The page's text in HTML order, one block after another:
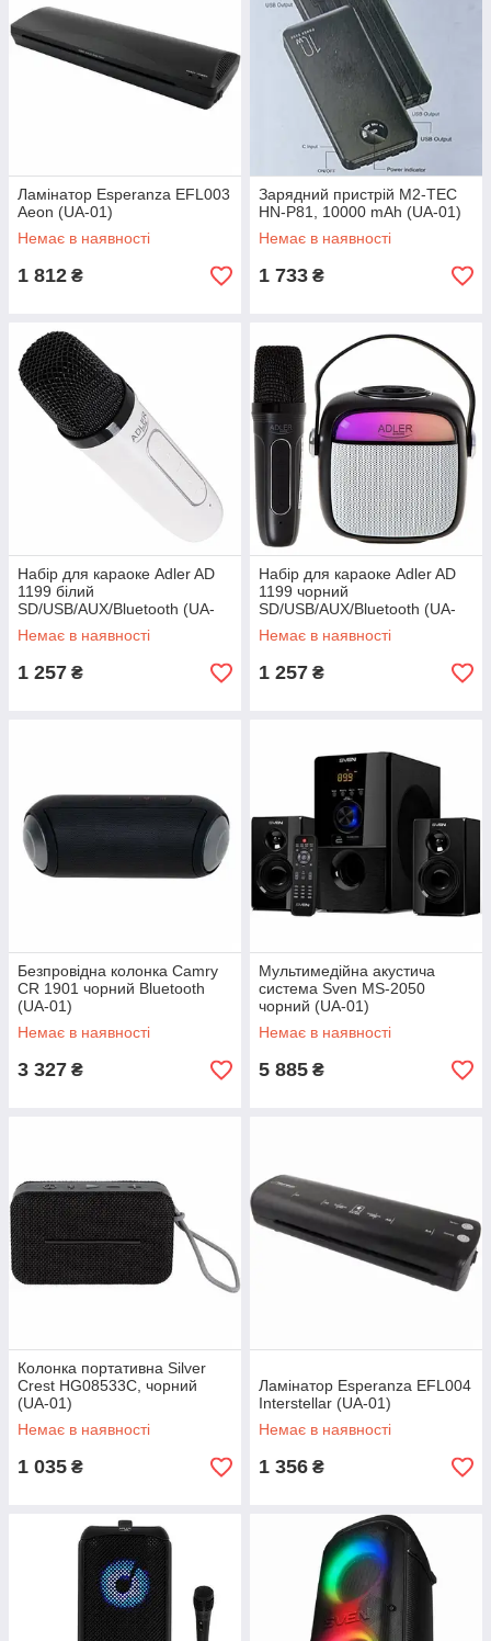
Ламінатор Esperanza EFL003
Aeon (UA-01)
Немає в наявності
1 812 ₴
Зарядний пристрій M2-TEC
HN-P81, 10000 mAh (UA-01)
Немає в наявності
1 733 ₴
Набір для караоке Adler AD
1199 білий
SD/USB/AUX/Bluetooth (UA-
01)
Немає в наявності
1 257 ₴
Набір для караоке Adler AD
1199 чорний
SD/USB/AUX/Bluetooth (UA-
01)
Немає в наявності
1 257 ₴
Безпровідна колонка Camry
CR 1901 чорний Bluetooth
(UA-01)
Немає в наявності
3 327 ₴
Мультимедійна акустича
система Sven MS-2050
чорний (UA-01)
Немає в наявності
5 885 ₴
Колонка портативна Silver
Crest HG08533C, чорний
(UA-01)
Немає в наявності
1 035 ₴
Ламінатор Esperanza EFL004
Interstellar (UA-01)
Немає в наявності
1 356 ₴